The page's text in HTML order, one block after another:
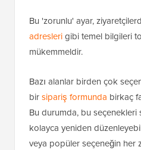
Bu 'zorunlu' ayar,
adreslerigibi temel bilgileri
mükemmeldir.
Bazı alanlar birden çok
birsipariş formunda birkaç
Bu durumda, bu seçenekleri
kolayca yeniden
veya popüler seçeneğin her